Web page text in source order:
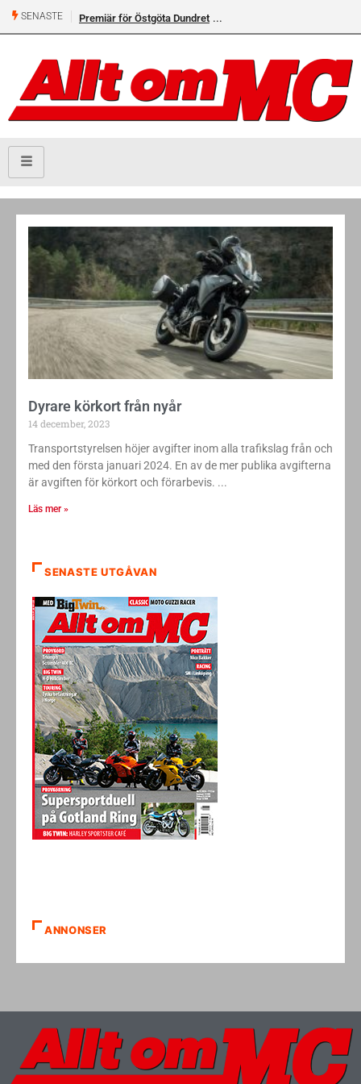
SENASTE Premiär för Östgöta Dundret
Dyrare körkort från nyår
14 december, 2023
Transportstyrelsen höjer avgifter inom alla trafikslag från och
med den första januari 2024. En av de mer publika avgifterna
är avgiften för körkort och förarbevis.
Läs mer »
SENASTE UTGÅVAN
ANNONSER